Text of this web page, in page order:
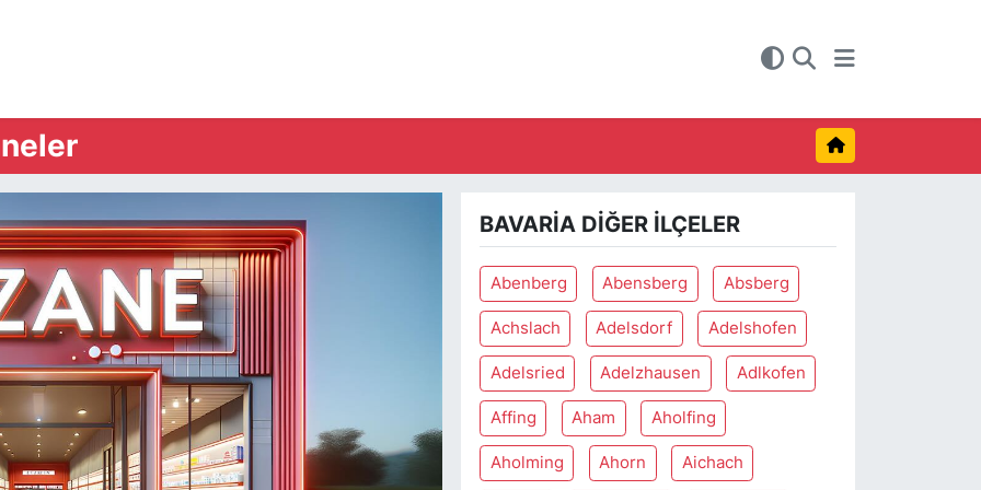
BAVARIA DIĞER İLÇELER
Abenberg Abensberg Absberg
Achslach Adelsdorf Adelshofen
Adelsried Adelzhausen Adlkofen
Affing Aham Aholfing
Aholming Ahorn Aichach